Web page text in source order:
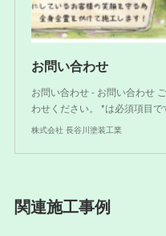
お問い合わせ
お問い合わせ - お問い合わせ
わせください。 *は必須項目
株式会社 長谷川塗装工業
関連施工事例